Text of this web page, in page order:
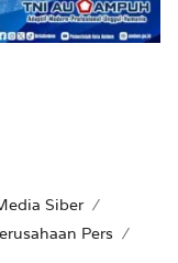
Siber
Pers